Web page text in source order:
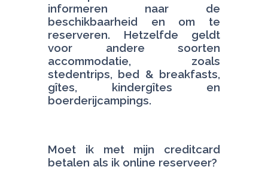
informeren naar de
beschikbaarheid en om te
reserveren. Hetzelfde geldt
voor andere soorten
accommodatie, zoals
stedentrips, bed & breakfasts,
gîtes, kindergîtes en
boerderijcampings.
Moet ik met mijn creditcard